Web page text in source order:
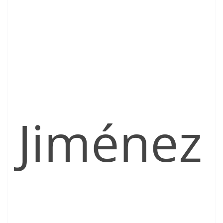
Jiménez